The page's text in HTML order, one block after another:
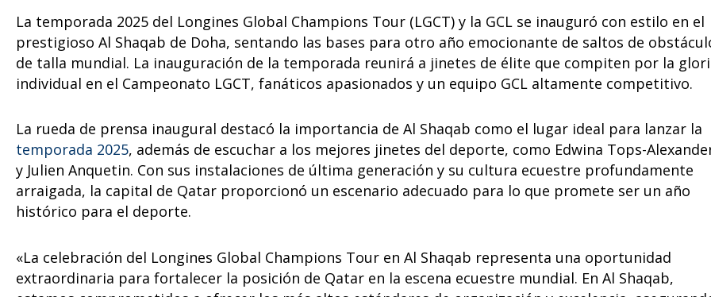
La temporada 2025 del Longines Global Champions Tour (LGCT) y la GCL se inauguró con estilo en el
prestigioso Al Shaqab de Doha, sentando las bases para otro año emocionante de saltos de
de talla mundial. La inauguración de la temporada reunirá a jinetes de élite que compiten por la
individual en el Campeonato LGCT, fanáticos apasionados y un equipo GCL altamente competitivo.
La rueda de prensa inaugural destacó la importancia de Al Shaqab como el lugar ideal para lanzar la
temporada 2025, además de escuchar a los mejores jinetes del deporte, como Edwina Tops-
y Julien Anquetin. Con sus instalaciones de última generación y su cultura ecuestre profundamente
arraigada, la capital de Qatar proporcionó un escenario adecuado para lo que promete ser un año
histórico para el deporte.
«La celebración del Longines Global Champions Tour en Al Shaqab representa una oportunidad
extraordinaria para fortalecer la posición de Qatar en la escena ecuestre mundial. En Al Shaqab,